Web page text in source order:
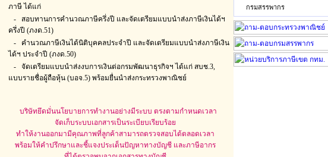
ภาษี ได้แก่
- สอบทานการคำนวณภาษีครึ่งปี และจัดเตรียมแบบนำส่งภาษีเงินได้ฯ
ครึ่งปี (ภงด.51)
- คำนวณภาษีเงินได้นิติบุคคลประจำปี และจัดเตรียมแบบนำส่งภาษีเงิน
ได้ฯ ประจำปี (ภงด.50)
- จัดเตรียมแบบนำส่งงบการเงินต่อกรมพัฒนาธุรกิจฯ ได้แก่ สบช.3,
แบบรายชื่อผู้ถือหุ้น (บอจ.5) พร้อมยื่นนำส่งกระทรวงพาณิชย์
บริษัทยึดมั่นนโยบายการทำงานอย่างมีระบบ ตรงตามกำหนดเวลา
จัดเก็บระบบเอกสารเป็นระเบียบเรียบร้อย
ทำให้งานออกมามีคุณภาพที่ลูกค้าสามารถตรวจสอบได้ตลอดเวลา
พร้อมให้คำปรึกษาและชี้แจงประเด็นปัญหาทางบัญชี และภาษีอากร
กรมสรรพากร